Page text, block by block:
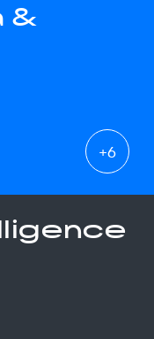
&
+6